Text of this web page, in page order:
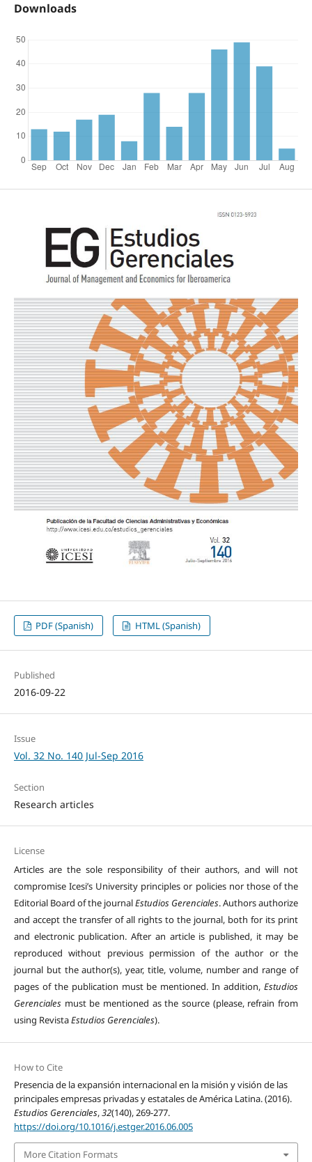
Downloads
PDF (Spanish) HTML (Spanish)
Published
2016-09-22
Issue
Vol. 32 No. 140 Jul-Sep 2016
Section
Research articles
License
Articles are the sole responsibility of their authors, and will not
compromise Icesi’s University principles or policies nor those of the
Editorial Board of the journalEstudios Gerenciales. Authors authorize
and accept the transfer of all rights to the journal, both for its print
and electronic publication. After an article is published, it may be
reproduced without previous permission of the author or the
journal but the author(s), year, title, volume, number and range of
pages of the publication must be mentioned. In addition,Estudios
Gerencialesmust be mentioned as the source (please, refrain from
using RevistaEstudios Gerenciales).
How to Cite
Presencia de la expansión internacional en la misión y visión de las
principales empresas privadas y estatales de América Latina. (2016).
Estudios Gerenciales,32(140), 269-277.
https://doi.org/10.1016/j.estger.2016.06.005
More Citation Formats